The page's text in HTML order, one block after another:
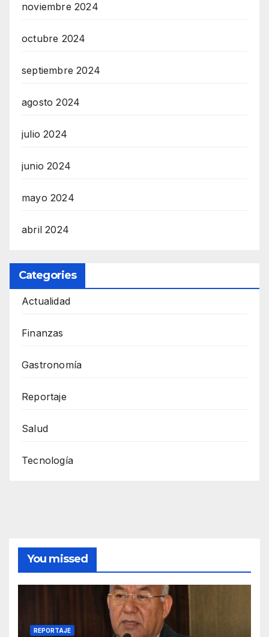
noviembre 2024
octubre 2024
septiembre 2024
agosto 2024
julio 2024
junio 2024
mayo 2024
abril 2024
Categories
Actualidad
Finanzas
Gastronomía
Reportaje
Salud
Tecnología
You missed
REPORTAJE